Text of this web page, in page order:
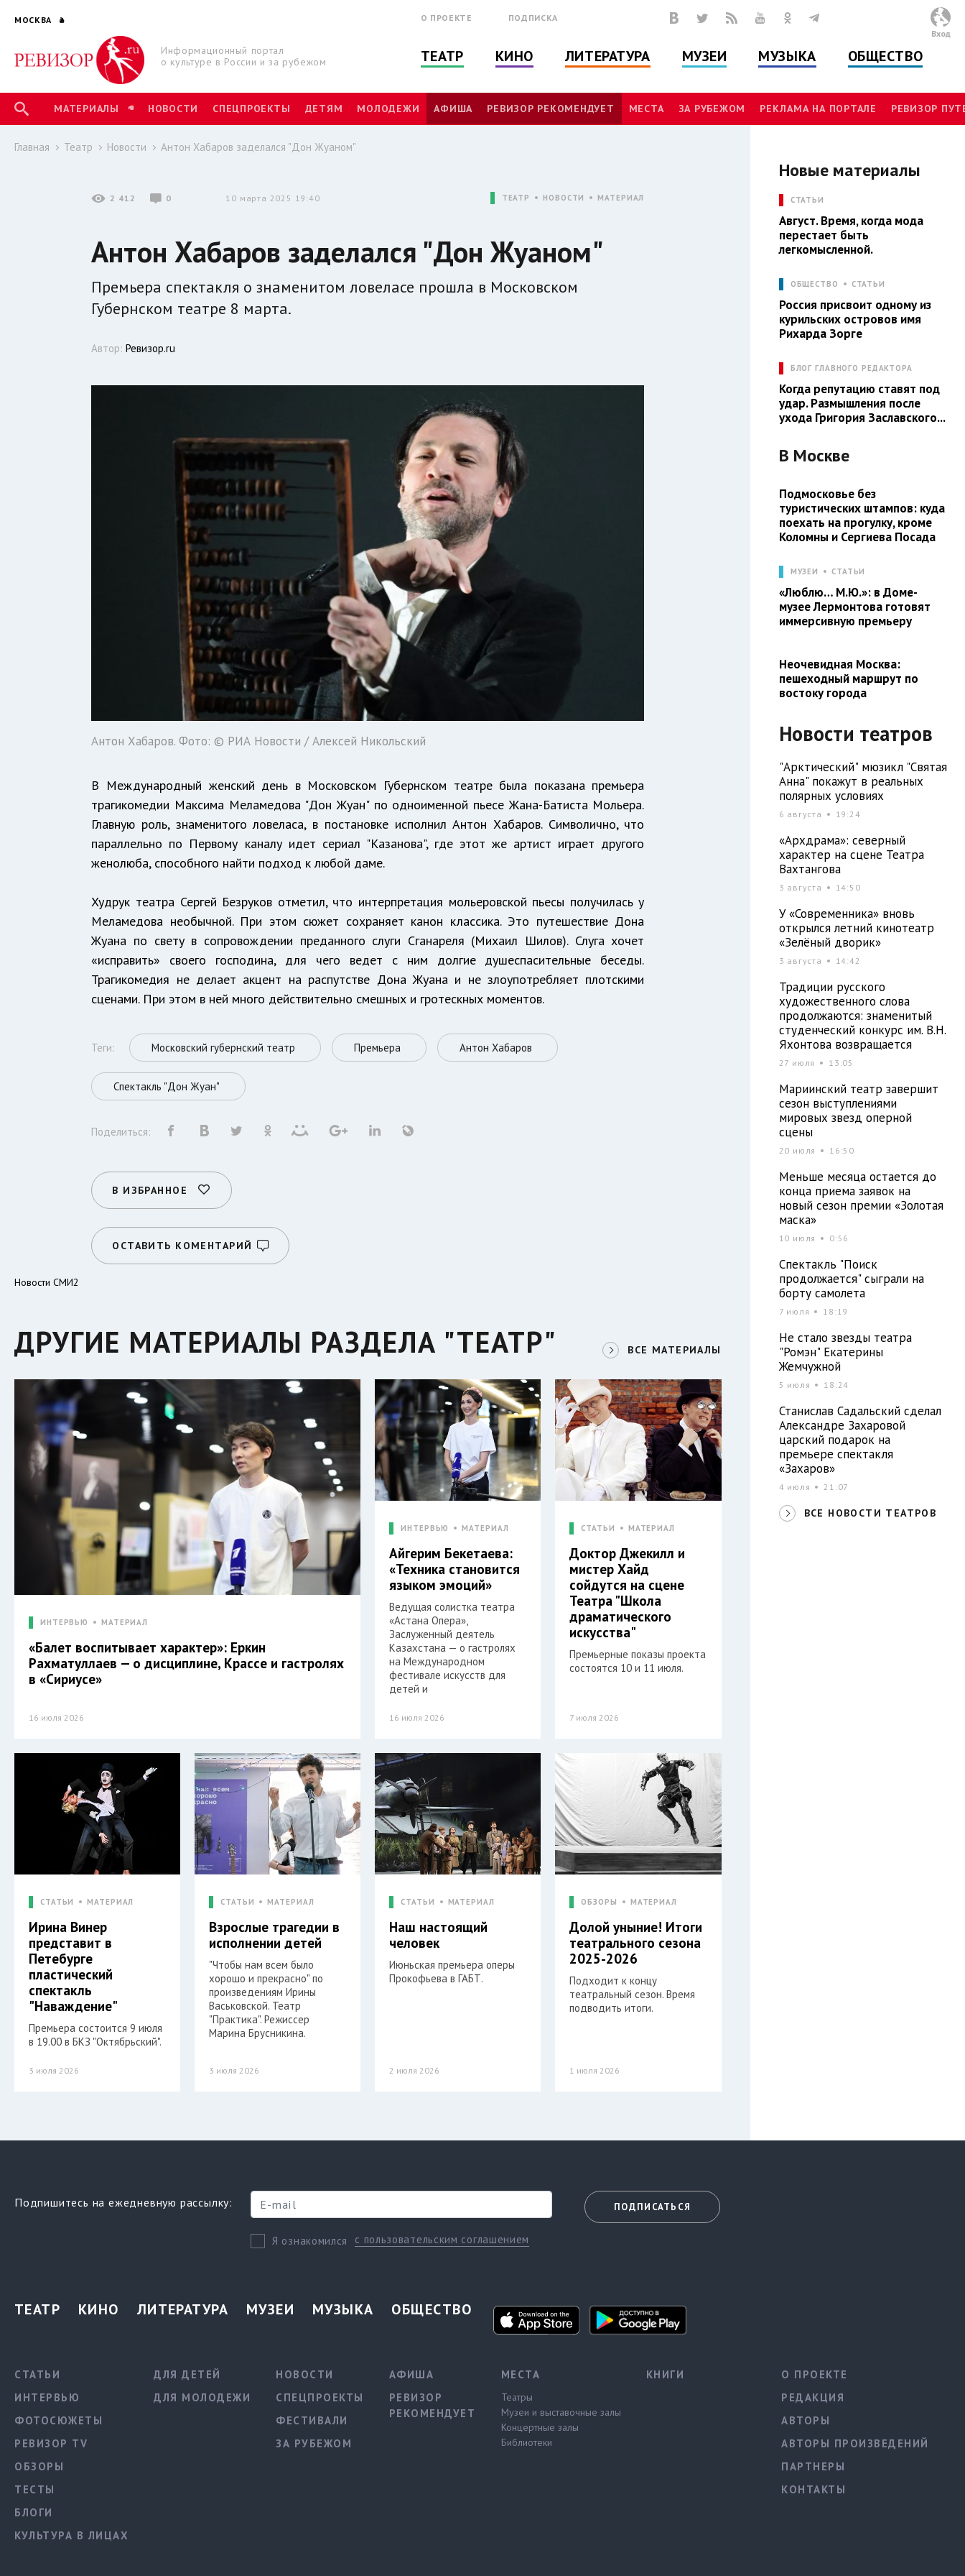
МОСКВА
Информационный портал
о культуре в России и за рубежом
О ПРОЕКТЕ ПОДПИСКА
ТЕАТР КИНО ЛИТЕРАТУРА МУЗЕИ МУЗЫКА ОБЩЕСТВО
Вход
МАТЕРИАЛЫ НОВОСТИ СПЕЦПРОЕКТЫ ДЕТЯМ МОЛОДЕЖИ АФИША РЕВИЗОР РЕКОМЕНДУЕТ МЕСТА ЗА РУБЕЖОМ РЕКЛАМА НА ПОРТАЛЕ РЕВИЗОР
Главная Театр Новости Антон Хабаров заделался "Дон Жуаном"
2 412 0 10 марта 2025 19:40 ТЕАТР НОВОСТИ МАТЕРИАЛ
Антон Хабаров заделался "Дон Жуаном"
Премьера спектакля о знаменитом ловеласе прошла в Московском
Губернском театре 8 марта.
Автор:Ревизор.ru
Антон Хабаров. Фото: © РИА Новости / Алексей Никольский
В Международный женский день в Московском Губернском театре была показана премьера
трагикомедии Максима Меламедова "Дон Жуан" по одноименной пьесе Жана-Батиста Мольера.
Главную роль, знаменитого ловеласа, в постановке исполнил Антон Хабаров. Символично, что
параллельно по Первому каналу идет сериал "Казанова", где этот же артист играет другого
женолюба, способного найти подход к любой даме.
Худрук театра Сергей Безруков отметил, что интерпретация мольеровской пьесы получилась у
Меламедова необычной. При этом сюжет сохраняет канон классика. Это путешествие Дона
Жуана по свету в сопровождении преданного слуги Сганареля (Михаил Шилов). Слуга хочет
«исправить» своего господина, для чего ведет с ним долгие душеспасительные беседы.
Трагикомедия не делает акцент на распутстве Дона Жуана и не злоупотребляет плотскими
сценами. При этом в ней много действительно смешных и гротескных моментов.
Теги: Московский губернский театр Премьера Антон Хабаров
Спектакль "Дон Жуан"
Поделиться:
В ИЗБРАННОЕ
ОСТАВИТЬ КОМЕНТАРИЙ
Новости СМИ2
ДРУГИЕ МАТЕРИАЛЫ РАЗДЕЛА "ТЕАТР" ВСЕ МАТЕРИАЛЫ
ИНТЕРВЬЮ МАТЕРИАЛ
«Балет воспитывает характер»: Еркин
Рахматуллаев — о дисциплине, Крассе и гастролях
в «Сириусе»
16 июля 2026
ИНТЕРВЬЮ МАТЕРИАЛ
Айгерим Бекетаева:
«Техника становится
языком эмоций»
Ведущая солистка театра
«Астана Опера»,
Заслуженный деятель
Казахстана — о гастролях
на Международном
фестивале искусств для
детей и
16 июля 2026
СТАТЬИ МАТЕРИАЛ
Доктор Джекилл и
мистер Хайд
сойдутся на сцене
Театра "Школа
драматического
искусства"
Премьерные показы проекта
состоятся 10 и 11 июля.
7 июля 2026
СТАТЬИ МАТЕРИАЛ
Ирина Винер
представит в
Петебурге
пластический
спектакль
"Наваждение"
Премьера состоится 9 июля
в 19.00 в БКЗ "Октябрьский".
3 июля 2026
СТАТЬИ МАТЕРИАЛ
Взрослые трагедии в
исполнении детей
"Чтобы нам всем было
хорошо и прекрасно" по
произведениям Ирины
Васьковской. Театр
"Практика". Режиссер
Марина Брусникина.
3 июля 2026
СТАТЬИ МАТЕРИАЛ
Наш настоящий
человек
Июньская премьера оперы
Прокофьева в ГАБТ.
2 июля 2026
ОБЗОРЫ МАТЕРИАЛ
Долой уныние! Итоги
театрального сезона
2025-2026
Подходит к концу
театральный сезон. Время
подводить итоги.
1 июля 2026
Новые материалы
СТАТЬИ
Август. Время, когда мода
перестает быть
легкомысленной.
ОБЩЕСТВО СТАТЬИ
Россия присвоит одному из
курильских островов имя
Рихарда Зорге
БЛОГ ГЛАВНОГО РЕДАКТОРА
Когда репутацию ставят под
удар. Размышления после
ухода Григория Заславского...
В Москве
Подмосковье без
туристических штампов: куда
поехать на прогулку, кроме
Коломны и Сергиева Посада
МУЗЕИ СТАТЬИ
«Люблю… М.Ю.»: в Доме-
музее Лермонтова готовят
иммерсивную премьеру
Неочевидная Москва:
пешеходный маршрут по
востоку города
Новости театров
"Арктический" мюзикл "Святая
Анна" покажут в реальных
полярных условиях
6 августа 19:24
«Архдрама»: северный
характер на сцене Театра
Вахтангова
3 августа 14:50
У «Современника» вновь
открылся летний кинотеатр
«Зелёный дворик»
3 августа 14:42
Традиции русского
художественного слова
продолжаются: знаменитый
студенческий конкурс им. В.Н.
Яхонтова возвращается
27 июля 13:05
Мариинский театр завершит
сезон выступлениями
мировых звезд оперной
сцены
20 июля 16:50
Меньше месяца остается до
конца приема заявок на
новый сезон премии «Золотая
маска»
10 июля 0:56
Спектакль "Поиск
продолжается" сыграли на
борту самолета
7 июля 18:19
Не стало звезды театра
"Ромэн" Екатерины
Жемчужной
5 июля 18:24
Станислав Садальский сделал
Александре Захаровой
царский подарок на
премьере спектакля
«Захаров»
4 июля 21:07
ВСЕ НОВОСТИ ТЕАТРОВ
Подпишитесь на ежедневную рассылку:
Я ознакомился с пользовательским соглашением
ПОДПИСАТЬСЯ
ТЕАТР КИНО ЛИТЕРАТУРА МУЗЕИ МУЗЫКА ОБЩЕСТВО
СТАТЬИ
ИНТЕРВЬЮ
ФОТОСЮЖЕТЫ
РЕВИЗОР TV
ОБЗОРЫ
ТЕСТЫ
БЛОГИ
КУЛЬТУРА В ЛИЦАХ
ДЛЯ ДЕТЕЙ
ДЛЯ МОЛОДЕЖИ
НОВОСТИ
СПЕЦПРОЕКТЫ
ФЕСТИВАЛИ
ЗА РУБЕЖОМ
АФИША
РЕВИЗОР
РЕКОМЕНДУЕТ
МЕСТА
Театры
Музеи и выставочные залы
Концертные залы
Библиотеки
КНИГИ
О ПРОЕКТЕ
РЕДАКЦИЯ
АВТОРЫ
АВТОРЫ ПРОИЗВЕДЕНИЙ
ПАРТНЕРЫ
КОНТАКТЫ